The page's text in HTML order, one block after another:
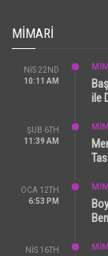
MIMARI
NIS 22ND
10:11 AM
ile
ŞUB 6TH
11:39 AM
OCA 12TH
6:53 PM
NIS 16TH